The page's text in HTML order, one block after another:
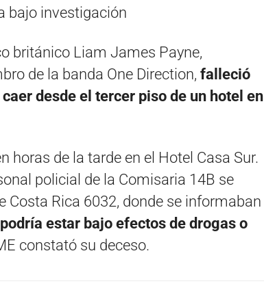
bajo investigación
británico Liam James Payne,
de la banda One Direction, falleció
desde el tercer piso de un hotel en
horas de la tarde en el Hotel Casa Sur.
policial de la Comisaria 14B se
Costa Rica 6032, donde se informaban
estar bajo efectos de drogas o
constató su deceso.